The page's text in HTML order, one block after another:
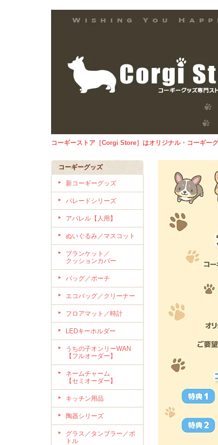
コーギーストア［Corgi Store］はオリジナル・コーギー
コーギーグッズ
新コーギーグッズ
パレードシリーズ
アパレル【人用】
ぬいぐるみ／マスコット
ブランケット／
クッションカバー
バッグ／ポーチ
エコバッグ／クリーナー
フロアマット／時計
LEDキーホルダー
うちの子オンリーWAN
【フルオーダー】
ネームチャーム
【セミオーダー】
キッチン用品
陶器シリーズ
グラス／タンブラー／ボ
トル